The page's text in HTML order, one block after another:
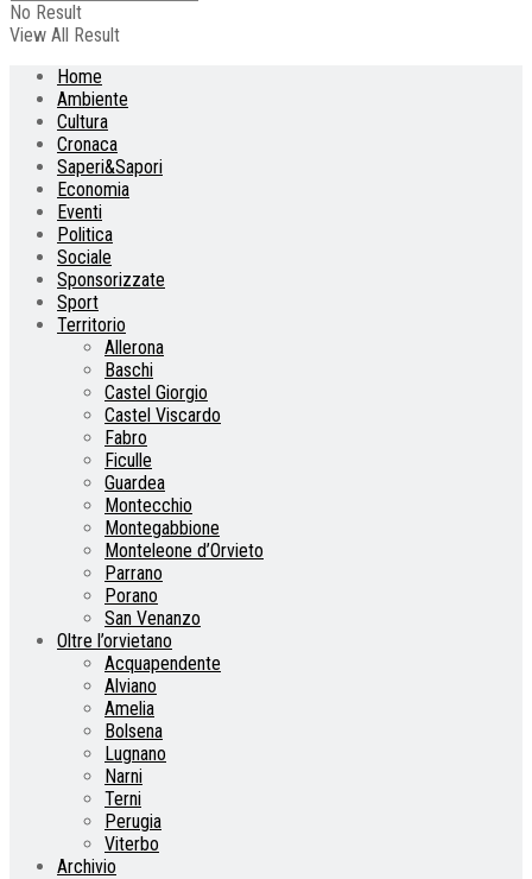
No Result
View All Result
Home
Ambiente
Cultura
Cronaca
Saperi&Sapori
Economia
Eventi
Politica
Sociale
Sponsorizzate
Sport
Territorio
Allerona
Baschi
Castel Giorgio
Castel Viscardo
Fabro
Ficulle
Guardea
Montecchio
Montegabbione
Monteleone d’Orvieto
Parrano
Porano
San Venanzo
Oltre l’orvietano
Acquapendente
Alviano
Amelia
Bolsena
Lugnano
Narni
Terni
Perugia
Viterbo
Archivio